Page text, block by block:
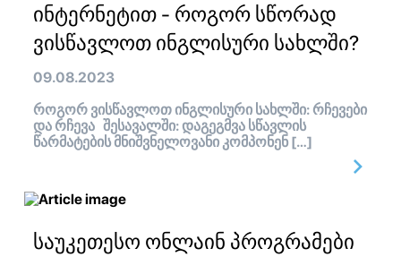
ინტერნეტით - როგორ სწორად
ვისწავლოთ ინგლისური სახლში?
09.08.2023
როგორ ვისწავლოთ ინგლისური სახლში: რჩევები
და რჩევა შესავალში: დაგეგმვა სწავლის
წარმატების მნიშვნელოვანი კომპონენ […]
საუკეთესო ონლაინ პროგრამები